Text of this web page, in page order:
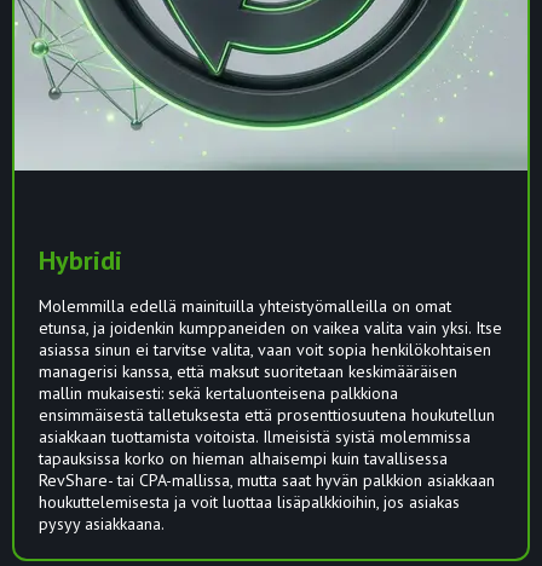
Hybridi
Molemmilla edellä mainituilla yhteistyömalleilla on omat
etunsa, ja joidenkin kumppaneiden on vaikea valita vain yksi. Itse
asiassa sinun ei tarvitse valita, vaan voit sopia henkilökohtaisen
managerisi kanssa, että maksut suoritetaan keskimääräisen
mallin mukaisesti: sekä kertaluonteisena palkkiona
ensimmäisestä talletuksesta että prosenttiosuutena houkutellun
asiakkaan tuottamista voitoista. Ilmeisistä syistä molemmissa
tapauksissa korko on hieman alhaisempi kuin tavallisessa
RevShare- tai CPA-mallissa, mutta saat hyvän palkkion asiakkaan
houkuttelemisesta ja voit luottaa lisäpalkkioihin, jos asiakas
pysyy asiakkaana.